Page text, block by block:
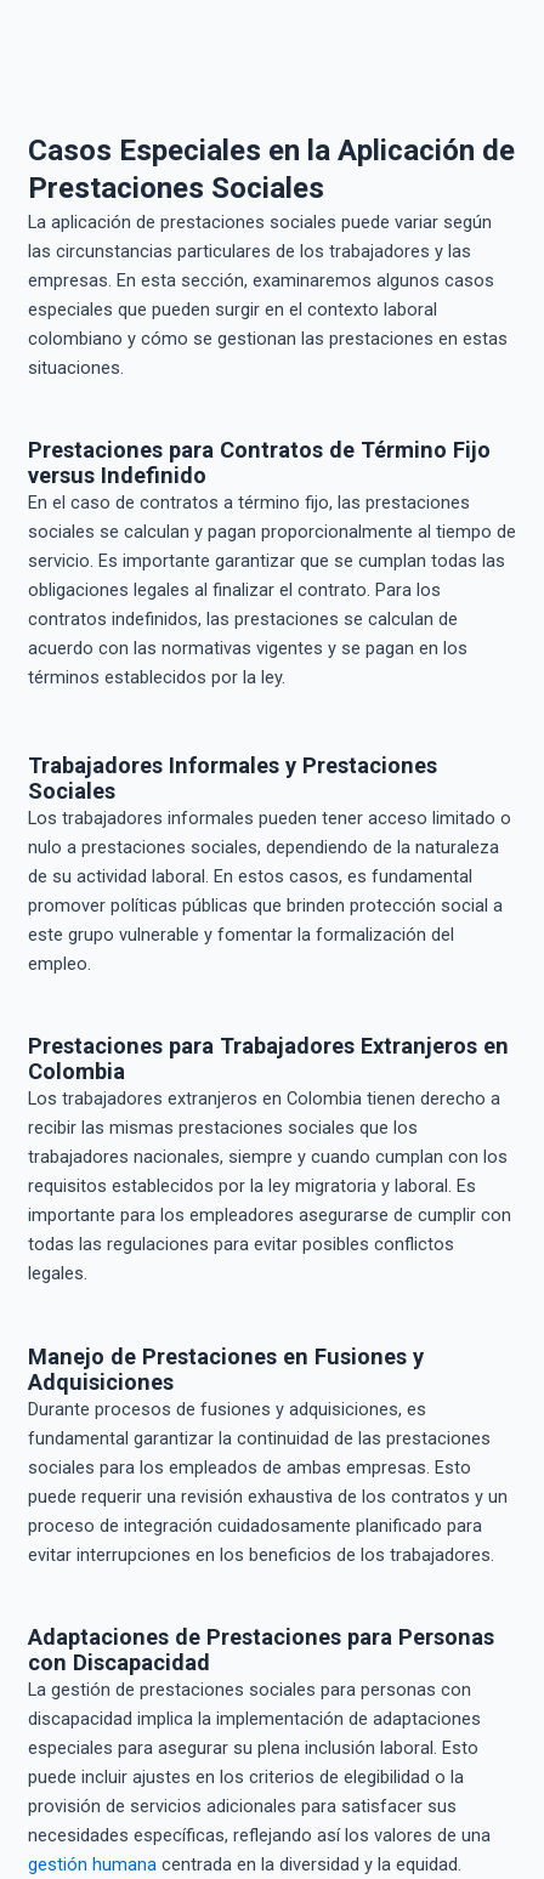
Casos Especiales en la Aplicación de
Prestaciones Sociales
La aplicación de prestaciones sociales puede variar según
las circunstancias particulares de los trabajadores y las
empresas. En esta sección, examinaremos algunos casos
especiales que pueden surgir en el contexto laboral
colombiano y cómo se gestionan las prestaciones en estas
situaciones.
Prestaciones para Contratos de Término Fijo
versus Indefinido
En el caso de contratos a término fijo, las prestaciones
sociales se calculan y pagan proporcionalmente al tiempo de
servicio. Es importante garantizar que se cumplan todas las
obligaciones legales al finalizar el contrato. Para los
contratos indefinidos, las prestaciones se calculan de
acuerdo con las normativas vigentes y se pagan en los
términos establecidos por la ley.
Trabajadores Informales y Prestaciones
Sociales
Los trabajadores informales pueden tener acceso limitado o
nulo a prestaciones sociales, dependiendo de la naturaleza
de su actividad laboral. En estos casos, es fundamental
promover políticas públicas que brinden protección social a
este grupo vulnerable y fomentar la formalización del
empleo.
Prestaciones para Trabajadores Extranjeros en
Colombia
Los trabajadores extranjeros en Colombia tienen derecho a
recibir las mismas prestaciones sociales que los
trabajadores nacionales, siempre y cuando cumplan con los
requisitos establecidos por la ley migratoria y laboral. Es
importante para los empleadores asegurarse de cumplir con
todas las regulaciones para evitar posibles conflictos
legales.
Manejo de Prestaciones en Fusiones y
Adquisiciones
Durante procesos de fusiones y adquisiciones, es
fundamental garantizar la continuidad de las prestaciones
sociales para los empleados de ambas empresas. Esto
puede requerir una revisión exhaustiva de los contratos y un
proceso de integración cuidadosamente planificado para
evitar interrupciones en los beneficios de los trabajadores.
Adaptaciones de Prestaciones para Personas
con Discapacidad
La gestión de prestaciones sociales para personas con
discapacidad implica la implementación de adaptaciones
especiales para asegurar su plena inclusión laboral. Esto
puede incluir ajustes en los criterios de elegibilidad o la
provisión de servicios adicionales para satisfacer sus
necesidades específicas, reflejando así los valores de una
gestión humanacentrada en la diversidad y la equidad.